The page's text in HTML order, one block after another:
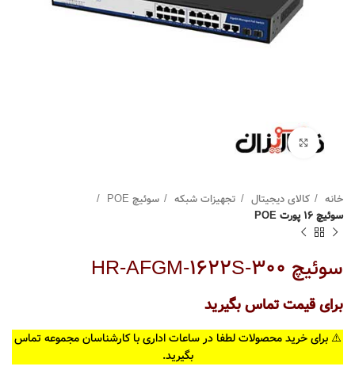
Click to enlarge
خانه کالای دیجیتال تجهیزات شبکه
سوئیچ POE
سوئیچ 16 پورت POE
سوئیچ HR-AFGM-1622S-300
برای قیمت تماس بگیرید
⚠️ برای خرید محصولات لطفا در ساعات اداری با کارشناسان مجموعه تماس
بگیرید.